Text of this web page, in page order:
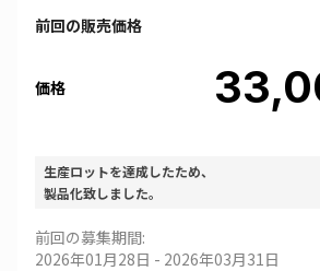
前回の販売価格
価格
生産ロットを達成したため、
製品化致しました。
前回の募集期間:
2026年01月28日 - 2026年03月31日